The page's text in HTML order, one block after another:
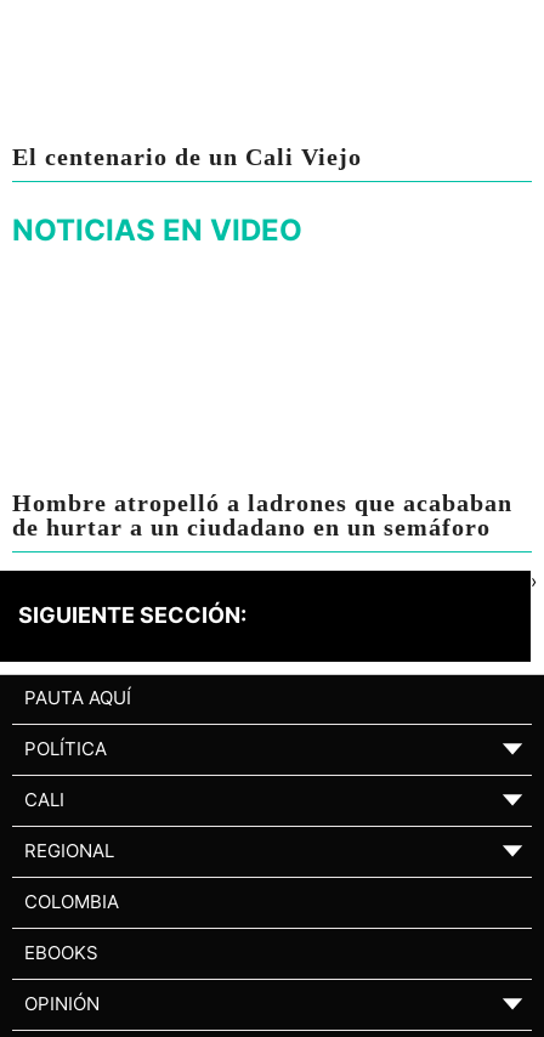
El centenario de un Cali Viejo
NOTICIAS EN VIDEO
Hombre atropelló a ladrones que acababan
de hurtar a un ciudadano en un semáforo
SIGUIENTE SECCIÓN:
›
PAUTA AQUÍ
POLÍTICA ▼
CALI ▼
REGIONAL ▼
COLOMBIA
EBOOKS
OPINIÓN ▼